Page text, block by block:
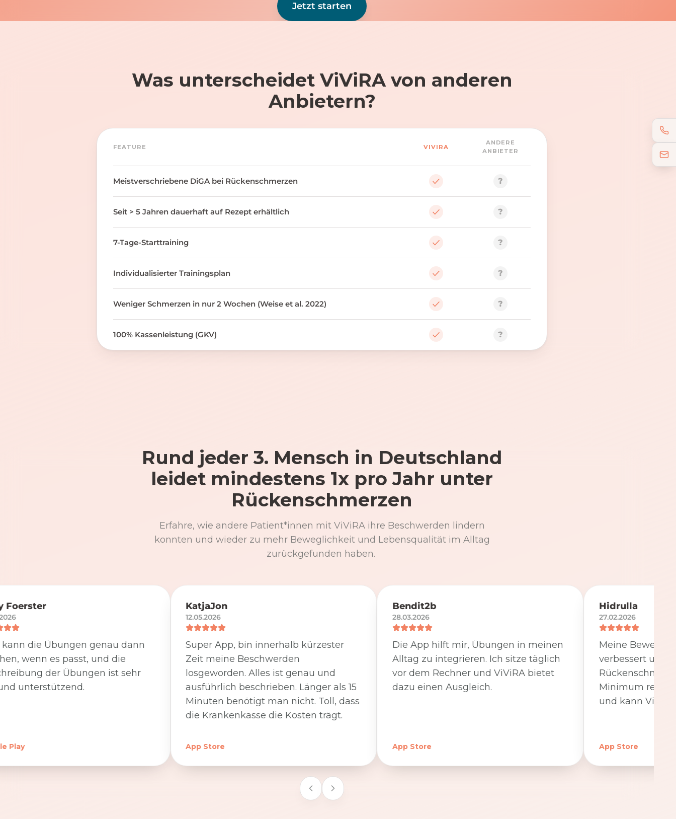
Jetzt starten
Was unterscheidet ViViRA von anderen
Anbietern?
FEATURE VIVIRA
ANDERE
ANBIETER
Meistverschriebene DiGA bei Rückenschmerzen ?
Seit > 5 Jahren dauerhaft auf Rezept erhältlich ?
7-Tage-Starttraining ?
Individualisierter Trainingsplan ?
Weniger Schmerzen in nur 2 Wochen (Weise et al. 2022) ?
100% Kassenleistung (GKV) ?
Rund jeder 3. Mensch in Deutschland
leidet mindestens 1x pro Jahr unter
Rückenschmerzen
Erfahre, wie andere Patient*innen mit ViViRA ihre Beschwerden lindern
konnten und wieder zu mehr Beweglichkeit und Lebensqualität im Alltag
zurückgefunden haben.
Foerster
die Übungen genau dann
wenn es passt, und die
der Übungen ist sehr
unterstützend.
Play
KatjaJon
12.05.2026
Super App, bin innerhalb kürzester
Zeit meine Beschwerden
losgeworden. Alles ist genau und
ausführlich beschrieben. Länger als 15
Minuten benötigt man nicht. Toll, dass
die Krankenkasse die Kosten trägt.
App Store
Bendit2b
28.03.2026
Die App hilft mir, Übungen in meinen
Alltag zu integrieren. Ich sitze täglich
vor dem Rechner und ViViRA bietet
dazu einen Ausgleich.
App Store
Hidrulla
27.02.2026
Meine
verbessert und
Minimum
und kann
App Store